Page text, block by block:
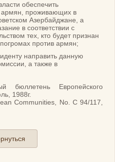
обеспечить
армян, проживающих в
Азербайджане, а
в соответствии с
тех, кто будет признан
против армян;
направить данную
а также в
бюллетень Европейского
1988г.
Communities, No. C 94/117,